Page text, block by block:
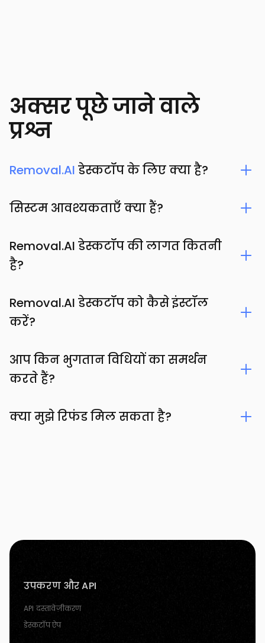
अक्सर पूछे जाने वाले
प्रश्न
Removal.AI डेस्कटॉप के लिए क्या है?
सिस्टम आवश्यकताएँ क्या हैं?
Removal.AI डेस्कटॉप की लागत कितनी
है?
Removal.AI डेस्कटॉप को कैसे इंस्टॉल
करें?
आप किन भुगतान विधियों का समर्थन
करते हैं?
क्या मुझे रिफंड मिल सकता है?
उपकरण और API
API दस्तावेज़ीकरण
डेस्कटॉप ऐप